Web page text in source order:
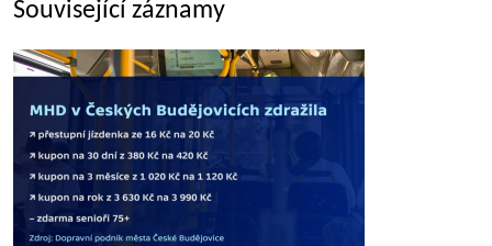
Související záznamy